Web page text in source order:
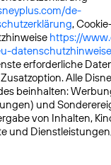
de-
,
https://
datenschutzhinweise
erforderliche
Alle
beinhalten:
und
von Inhalten,
und